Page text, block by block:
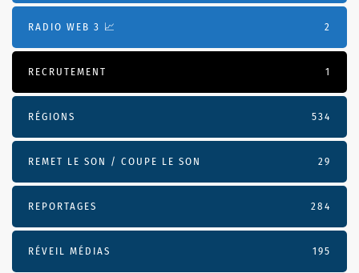
RADIO WEB 3 📈 2
RECRUTEMENT 1
RÉGIONS 534
REMET LE SON / COUPE LE SON 29
REPORTAGES 284
RÉVEIL MÉDIAS 195